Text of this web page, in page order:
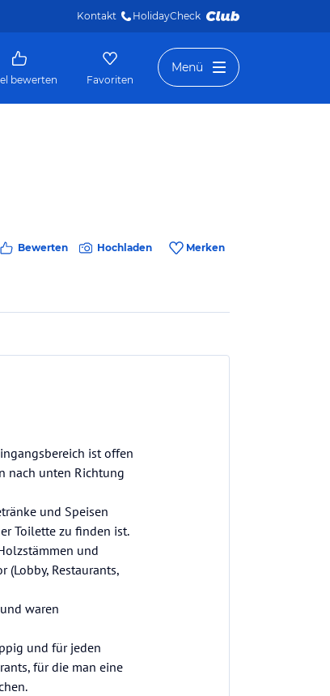
Kontakt HolidayCheck
bewerten Favoriten
Menü
Bewerten Hochladen Merken
ist offen
nach unten Richtung
und Speisen
Toilette zu finden ist.
und
(Lobby, Restaurants,
waren
und für jeden
für die man eine